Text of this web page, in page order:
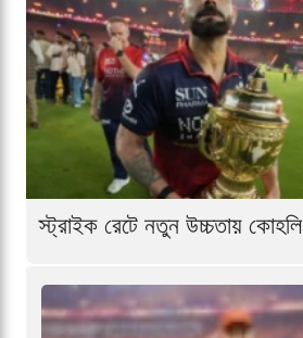
স্ট্রাইক রেটে নতুন উচ্চতায় কোহলি